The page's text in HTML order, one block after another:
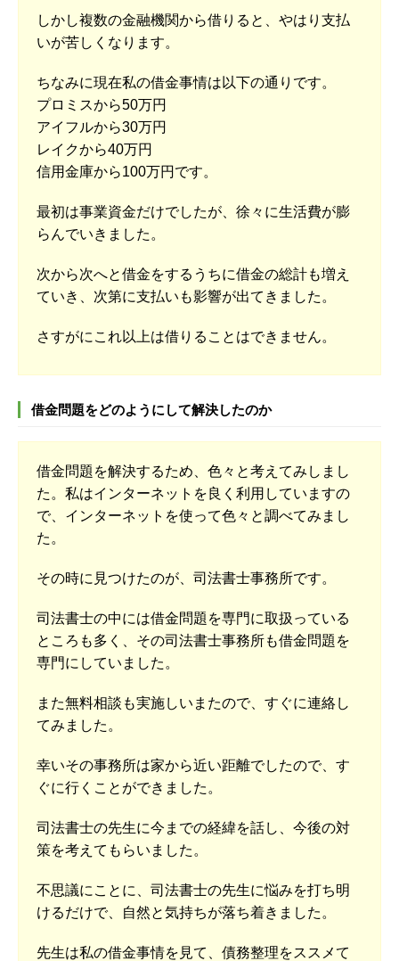
しかし複数の金融機関から借りると、やはり支払
いが苦しくなります。
ちなみに現在私の借金事情は以下の通りです。
プロミスから50万円
アイフルから30万円
レイクから40万円
信用金庫から100万円です。
最初は事業資金だけでしたが、徐々に生活費が膨
らんでいきました。
次から次へと借金をするうちに借金の総計も増え
ていき、次第に支払いも影響が出てきました。
さすがにこれ以上は借りることはできません。
借金問題をどのようにして解決したのか
借金問題を解決するため、色々と考えてみしまし
た。私はインターネットを良く利用していますの
で、インターネットを使って色々と調べてみまし
た。
その時に見つけたのが、司法書士事務所です。
司法書士の中には借金問題を専門に取扱っている
ところも多く、その司法書士事務所も借金問題を
専門にしていました。
また無料相談も実施しいまたので、すぐに連絡し
てみました。
幸いその事務所は家から近い距離でしたので、す
ぐに行くことができました。
司法書士の先生に今までの経緯を話し、今後の対
策を考えてもらいました。
不思議にことに、司法書士の先生に悩みを打ち明
けるだけで、自然と気持ちが落ち着きました。
先生は私の借金事情を見て、債務整理をススメて